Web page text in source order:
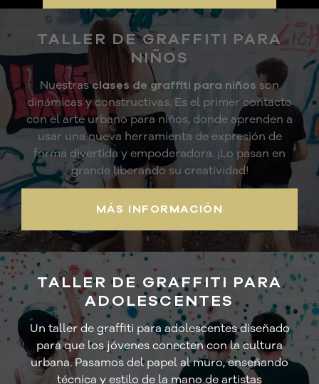
TALLER DE GRAFFITI PARA
NIÑOS
Nuestrasclases de graffiti para niños son
dinámicas y constructivas. Es el primer contacto
con el arte urbano para niños, donde aprenden a
usar una nueva herramienta de expresión de
forma divertida y empoderadora. ¡Lo pasan en
grande liberando su creatividad!
MÁS INFORMACIÓN
TALLER DE GRAFFITI PARA
ADOLESCENTES
Un taller de graffiti para adolescentes diseñado
para que los jóvenes conecten con la cultura
urbana. Pasamos del papel al muro, enseñando
técnica y estilo de la mano de artistas